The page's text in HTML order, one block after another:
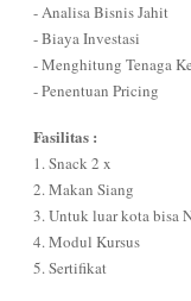
- Analisa Bisnis Jahit
- Biaya Investasi
- Menghitung Tenaga
- Penentuan Pricing
Fasilitas :
1. Snack 2 x
2. Makan Siang
3. Untuk luar kota bisa
4. Modul Kursus
5. Sertifikat